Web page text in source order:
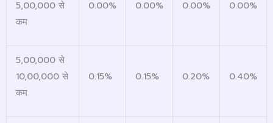
5,00,000 से
कम
0.00% 0.00% 0.00% 0.00%
5,00,000 से
10,00,000 से
कम
0.15% 0.15% 0.20% 0.40%